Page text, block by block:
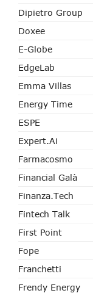
Dipietro Group
Doxee
E-Globe
EdgeLab
Emma Villas
Energy Time
ESPE
Expert.ai
Farmacosmo
Financial Galà
Finanza.tech
Fintech Talk
First Point
Fope
Franchetti
Frendy Energy